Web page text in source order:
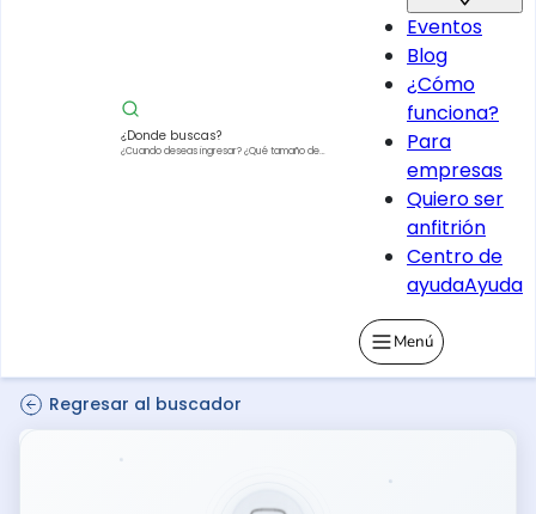
¿Donde buscas?
¿Cuando deseas ingresar?¿Qué tamaño de
Eventos
Blog
¿Cómo
funciona?
Para
empresas
Quiero ser
anfitrión
Centro de
ayudaAyuda
Menú
Regresar al buscador